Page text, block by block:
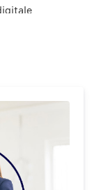
der Film
werden